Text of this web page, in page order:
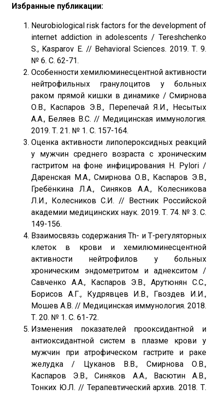
Избранные публикации:
Neurobiological risk factors for the development of
internet addiction in adolescents / Tereshchenko
S., Kasparov E. // Behavioral Sciences. 2019. Т. 9.
№ 6. С. 62-71.
Особенности хемилюминесцентной активности
нейтрофильных гранулоцитов у больных
раком прямой кишки в динамике / Смирнова
О.В., Каспаров Э.В., Перепечай Я.И., Несытых
А.А., Беляев В.С. // Медицинская иммунология.
2019. Т. 21. № 1. С. 157-164.
Оценка активности липопероксидных реакций
у мужчин среднего возраста с хроническим
гастритом на фоне инфицирования H. Pylori /
Даренская М.А., Смирнова О.В., Каспаров Э.В.,
Гребёнкина Л.А., Синяков А.А., Колесникова
Л.И., Колесников С.И. // Вестник Российской
академии медицинских наук. 2019. Т. 74. № 3. С.
149-156.
Взаимосвязь содержания Th- и Т-регуляторных
клеток в крови и хемилюминесцентной
активности нейтрофилов у больных
хроническим эндометритом и аднекситом /
Савченко А.А., Каспаров Э.В., Арутюнян С.С.,
Борисов А.Г., Кудрявцев И.В., Гвоздев И.И.,
Мошев А.В. // Медицинская иммунология. 2018.
Т. 20. № 1. С. 61-72.
Изменения показателей прооксидантной и
антиоксидантной систем в плазме крови у
мужчин при атрофическом гастрите и раке
желудка / Цуканов В.В., Смирнова О.В.,
Каспаров Э.В., Синяков А.А., Васютин А.В.,
Тонких Ю.Л. // Терапевтический архив. 2018. Т.